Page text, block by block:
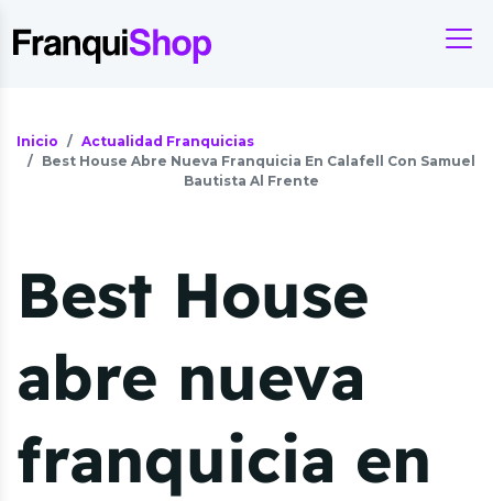
Inicio
Actualidad Franquicias
Best House Abre Nueva Franquicia En Calafell Con Samuel
Bautista Al Frente
Best House
abre nueva
franquicia en